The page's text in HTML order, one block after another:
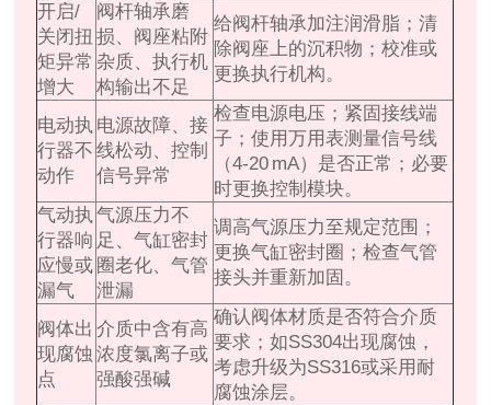
开启/
关闭扭
矩异常
增大
阀杆轴承磨
损、阀座粘附
杂质、执行机
构输出不足
给阀杆轴承加注润滑脂；清
除阀座上的沉积物；校准或
更换执行机构。
电动执
行器不
动作
电源故障、接
线松动、控制
信号异常
检查电源电压；紧固接线端
子；使用万用表测量信号线
（4‑20 mA）是否正常；必要
时更换控制模块。
气动执
行器响
应慢或
漏气
气源压力不
足、气缸密封
圈老化、气管
泄漏
调高气源压力至规定范围；
更换气缸密封圈；检查气管
接头并重新加固。
阀体出
现腐蚀
点
介质中含有高
浓度氯离子或
强酸强碱
确认阀体材质是否符合介质
要求；如SS304出现腐蚀，
考虑升级为SS316或采用耐
腐蚀涂层。